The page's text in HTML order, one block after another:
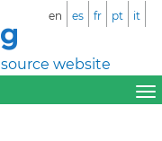
website
en es fr pt it